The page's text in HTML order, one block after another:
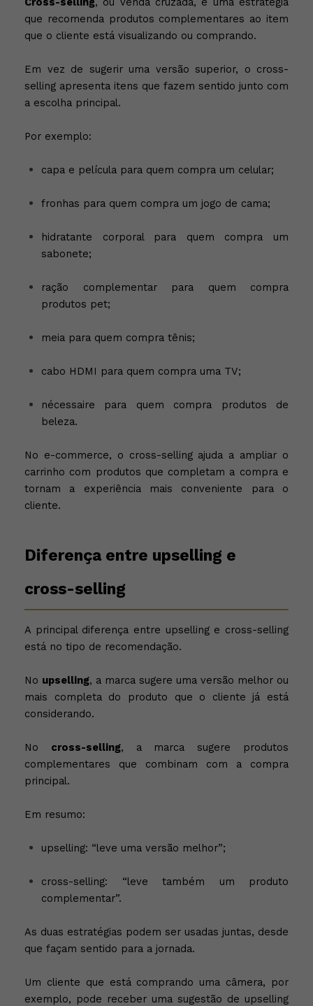
que recomenda produtos complementares ao item
que o cliente está visualizando ou comprando.
Em vez de sugerir uma versão superior, o cross-
selling apresenta itens que fazem sentido junto com
a escolha principal.
Por exemplo:
capa e película para quem compra um celular;
fronhas para quem compra um jogo de cama;
hidratante corporal para quem compra um
sabonete;
ração complementar para quem compra
produtos pet;
meia para quem compra tênis;
cabo HDMI para quem compra uma TV;
nécessaire para quem compra produtos de
beleza.
No e-commerce, o cross-selling ajuda a ampliar o
carrinho com produtos que completam a compra e
tornam a experiência mais conveniente para o
cliente.
Diferença entre upselling e
cross-selling
A principal diferença entre upselling e cross-selling
está no tipo de recomendação.
No upselling, a marca sugere uma versão melhor ou
mais completa do produto que o cliente já está
considerando.
No cross-selling, a marca sugere produtos
complementares que combinam com a compra
principal.
Em resumo:
upselling: “leve uma versão melhor”;
cross-selling: “leve também um produto
complementar”.
As duas estratégias podem ser usadas juntas, desde
que façam sentido para a jornada.
Um cliente que está comprando uma câmera, por
exemplo, pode receber uma sugestão de upselling